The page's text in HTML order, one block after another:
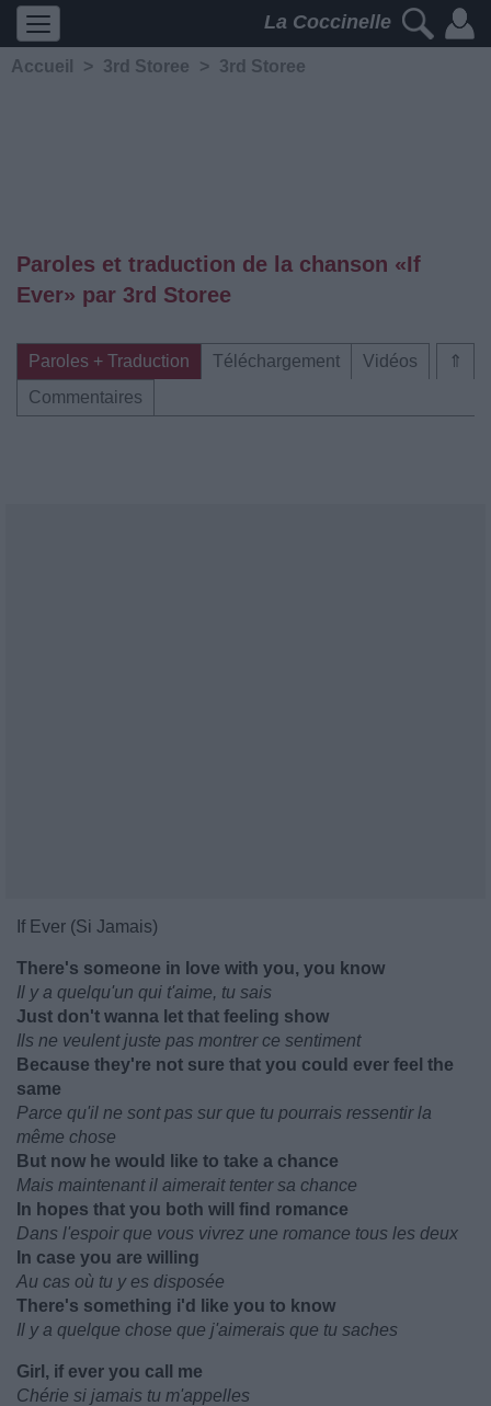
La Coccinelle
Accueil > 3rd Storee > 3rd Storee
Paroles et traduction de la chanson «If
Ever» par 3rd Storee
⇑
Paroles + Traduction Téléchargement
Vidéos
Commentaires
If Ever (Si Jamais)
There's someone in love with you, you know
Il y a quelqu'un qui t'aime, tu sais
Just don't wanna let that feeling show
Ils ne veulent juste pas montrer ce sentiment
Because they're not sure that you could ever feel the
same
Parce qu'il ne sont pas sur que tu pourrais ressentir la
même chose
But now he would like to take a chance
Mais maintenant il aimerait tenter sa chance
In hopes that you both will find romance
Dans l'espoir que vous vivrez une romance tous les deux
In case you are willing
Au cas où tu y es disposée
There's something i'd like you to know
Il y a quelque chose que j'aimerais que tu saches
Girl, if ever you call me
Chérie si jamais tu m'appelles